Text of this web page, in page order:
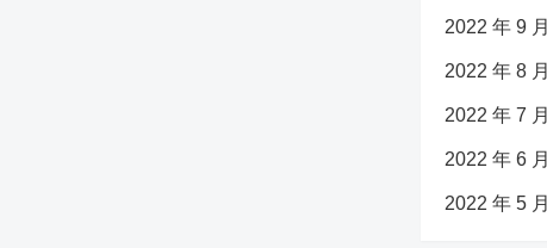
2022 年 9 月
2022 年 8 月
2022 年 7 月
2022 年 6 月
2022 年 5 月